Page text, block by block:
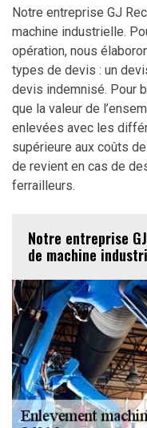
Notre entreprise GJ
machine industrielle.
opération, nous
types de devis : un
devis indemnisé. Pour
que la valeur de
enlevées avec les
supérieure aux coûts
de revient en cas de
ferrailleurs.
Notre entreprise
de machine